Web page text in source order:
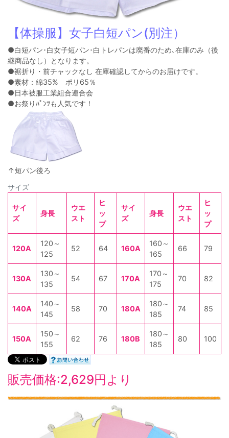
【体操服】女子白短パン(別注）
●白短パン･白女子短パン･白トレパンは廃番のため､在庫のみ（後
継商品なし）となります。
●裾折り・前チャックなし 在庫確認してからのお届けです。
●素材：綿35% ポリ65％
●日本被服工業組合連合会
●お祭りﾊﾟﾝﾂも人気です！
↑短パン後ろ
サイズ
サイ
ズ
身長
ウエ
スト
ヒ
ッ
プ
サイ
ズ
身長
ウエ
スト
ヒ
ッ
プ
120A
120～
125
52 64 160A
160～
165
66 79
130A
130～
135
54 67 170A
170～
175
70 82
140A
140～
145
58 70 180A
180～
185
74 85
150A
150～
155
62 76 180B
180～
185
80 100
販売価格:2,629円より